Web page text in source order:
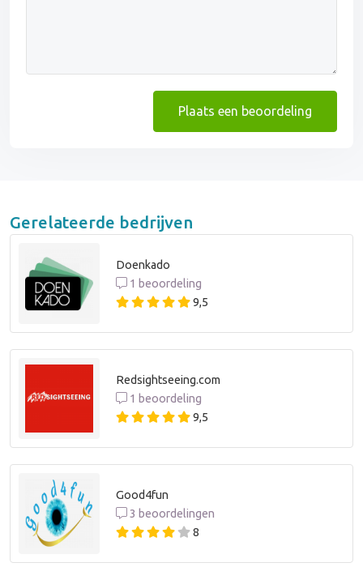
Plaats een beoordeling
Gerelateerde bedrijven
Doenkado
1 beoordeling
9,5
Redsightseeing.com
1 beoordeling
9,5
Good4fun
3 beoordelingen
8